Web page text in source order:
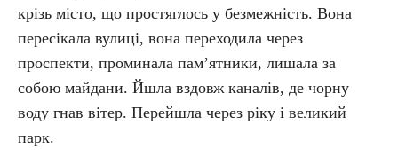
крізь місто, що простяглось у безмежність. Вона
пересікала вулиці, вона переходила через
проспекти, проминала пам’ятники, лишала за
собою майдани. Йшла вздовж каналів, де чорну
воду гнав вітер. Перейшла через ріку і великий
парк.